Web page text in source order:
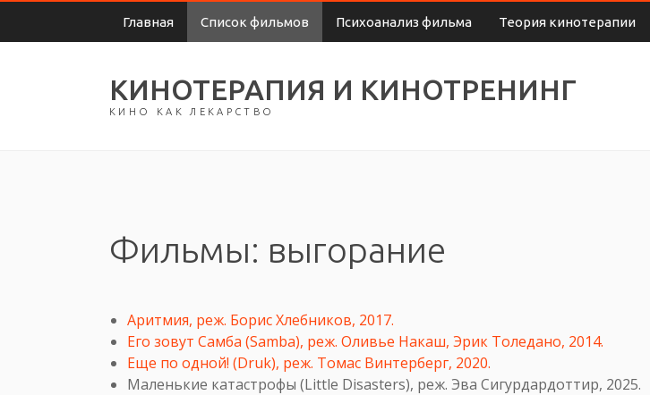
Главная Список фильмов Психоанализ фильма Теория кинотерапии
КИНОТЕРАПИЯ И КИНОТРЕНИНГ
КИНО КАК ЛЕКАРСТВО
Фильмы: выгорание
Аритмия, реж. Борис Хлебников, 2017.
Его зовут Самба (Samba), реж. Оливье Накаш, Эрик Толедано, 2014.
Еще по одной! (Druk), реж. Томас Винтерберг, 2020.
Маленькие катастрофы (Little Disasters), реж. Эва Сигурдардоттир, 2025.